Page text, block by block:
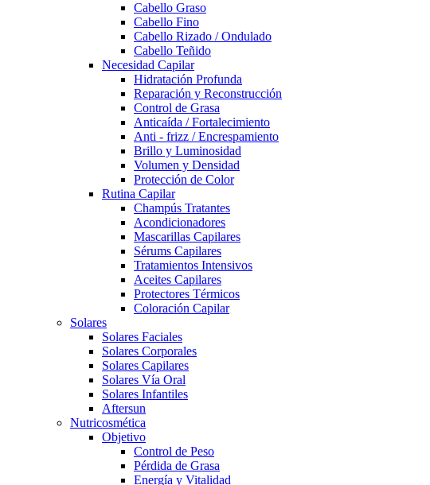
Cabello Graso
Cabello Fino
Cabello Rizado / Ondulado
Cabello Teñido
Necesidad Capilar
Hidratación Profunda
Reparación y Reconstrucción
Control de Grasa
Anticaída / Fortalecimiento
Anti - frizz / Encrespamiento
Brillo y Luminosidad
Volumen y Densidad
Protección de Color
Rutina Capilar
Champús Tratantes
Acondicionadores
Mascarillas Capilares
Sérums Capilares
Tratamientos Intensivos
Aceites Capilares
Protectores Térmicos
Coloración Capilar
Solares
Solares Faciales
Solares Corporales
Solares Capilares
Solares Vía Oral
Solares Infantiles
Aftersun
Nutricosmética
Objetivo
Control de Peso
Pérdida de Grasa
Energía y Vitalidad